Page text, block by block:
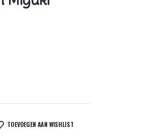
TOEVOEGEN AAN WISHLIST